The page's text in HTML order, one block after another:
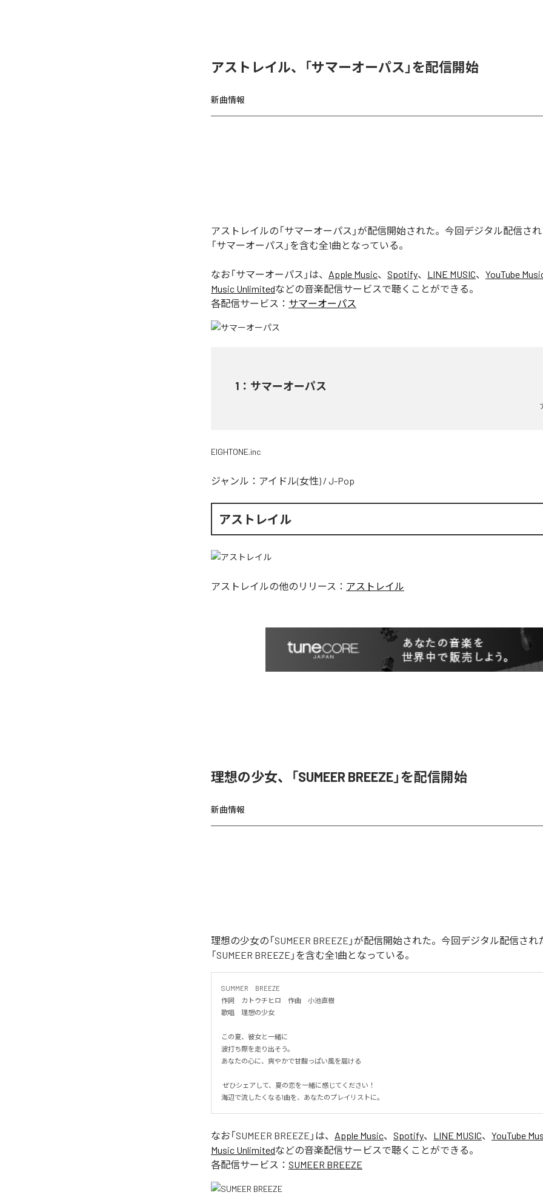
アストレイル、「サマーオーパス」を配信開始
新曲情報
アストレイルの「サマーオーパス」が配信開始された。今回デジタル配信され
「サマーオーパス」を含む全1曲となっている。
なお「サマーオーパス 」は、 Apple Music、 Spotify、 LINE MUSIC、 YouTube
Music Unlimitedなどの音楽配信サービスで聴くことができる。
各配信サービス： サマーオーパス
1 ： サマーオーパス
EIGHTONE.inc
ジャンル： アイドル(女性) / J-Pop
アストレイル
アストレイルの他のリリース： アストレイル
理想の少女、「SUMEER BREEZE」を配信開始
新曲情報
理想の少女の「SUMEER BREEZE」が配信開始された。今回デジタル配信され
「SUMEER BREEZE」を含む全1曲となっている。
SUMMER　BREEZE
作詞　カトウチヒロ　作曲　小池直樹
歌唱　理想の少女
この夏、彼女と一緒に
波打ち際を走り出そう。
あなたの心に、爽やかで甘酸っぱい風を届ける
海辺で流したくなる1曲を、あなたのプレイリストに。
なお「SUMEER BREEZE 」は、 Apple Music、 Spotify、 LINE MUSIC、 YouTube
Music Unlimitedなどの音楽配信サービスで聴くことができる。
各配信サービス： SUMEER BREEZE